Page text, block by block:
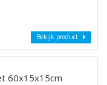
Bekijk product
60x15x15cm